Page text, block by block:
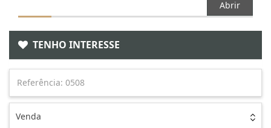
Abrir
TENHO INTERESSE
Venda